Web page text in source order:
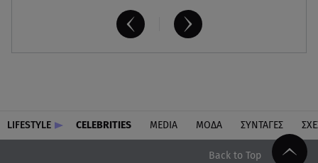
LIFESTYLE CELEBRITIES MEDIA ΜΟΔΑ ΣΥΝΤΑΓΕΣ
Back to Top